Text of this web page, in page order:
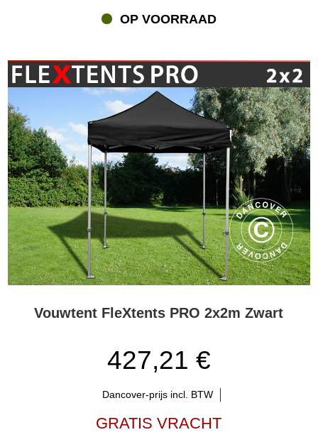
veel meer. De FleXtents® PRO kan in talloze verschillende
FleXtents® PRO zijn voor de professionele sector gemaakt, maar
ook veel particuliere klanten kiezen voor het PRO tuinpaviljoen
vanwege de zeer goede kwaliteit en duurzaamheid. U hebt keuze
uit ons ruime assortiment aan FleXtents® vouwtenten, van onze
Basic-serie tot onze professionele Xtreme-serie voor intensief
gebruik. Zoekt u een voordelige FleXtents® vouwtent voor een
familieaangelegenheid of zoekt een professionelere oplossing?
Flextents.com heeft een uitgebreide selectie stijlvolle vouwtenten
tegen zeer scherpe prijzen met een snelle bezorging en
professionele service.
Digitale Print Xperts – laat uw FleXtents® PRO vouwtent
opvallen
Met digitale printen wordt uw FleXtents® PRO vouwtent een
fantastische reclamezuil voor uw bedrijf, product of team.
Flextents.com is Digital Print Xpert, omdat we specialist zijn in het
kunnen u helpen met het creëren van een spectaculair
aanbieding, boodschap en productfoto's. U kunt kiezen voor een
eenvoudig logo of uw hele tuinpaviljoen met een digitale print laten
trekken? Bestel uw geprinte tuinpaviljoen rechtstreeks in de shop
OP VOORRAAD
Vouwtent FleXtents PRO 2x2m Zwart
427,21 €
Dancover-prijs incl. BTW
GRATIS VRACHT